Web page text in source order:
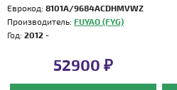
Еврокод: 8101A/9684ACDHMVWZ
Производитель: FUYAO (FYG)
Год: 2012 -
52900 ₽